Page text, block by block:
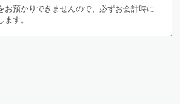
お預かりできませんので、必ずお会計時に
ます。